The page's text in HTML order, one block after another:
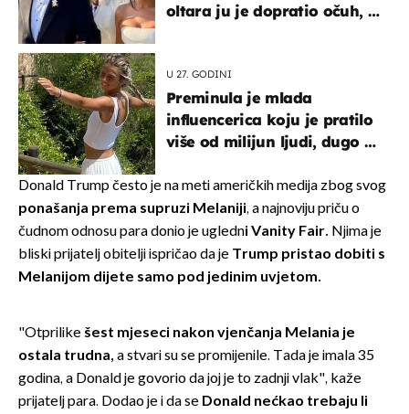
oltara ju je dopratio očuh, a
U 27. GODINI
Preminula je mlada
influencerica koju je pratilo
više od milijun ljudi, dugo se
Donald Trump često je na meti američkih medija zbog svog
ponašanja prema supruzi Melaniji, a najnoviju priču o
čudnom odnosu para donio je ugledni Vanity Fair. Njima je
bliski prijatelj obitelji ispričao da je Trump pristao dobiti s
Melanijom dijete samo pod jedinim uvjetom.
"Otprilike šest mjeseci nakon vjenčanja Melania je
ostala trudna, a stvari su se promijenile. Tada je imala 35
godina, a Donald je govorio da joj je to zadnji vlak", kaže
prijatelj para. Dodao je i da se Donald nećkao trebaju li